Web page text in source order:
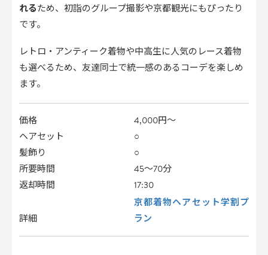
れるため、初詣のグループ撮影や京都観光にもぴったり
です。
レトロ・アンティーク着物や中高生に人気のレース着物
も選べるため、友達同士で統一感のあるコーデを楽しめ
ます。
価格
4,000円〜
ヘアセット
○
髪飾り
○
所要時間
45〜70分
返却時間
17:30
詳細
京都着物ヘアセット学割プ
ラン